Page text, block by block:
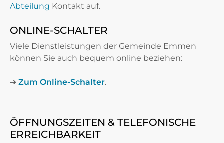
Abteilung Kontakt auf.
ONLINE-SCHALTER
Viele Dienstleistungen der Gemeinde Emmen
können Sie auch bequem online beziehen:
➔ Zum Online-Schalter.
ÖFFNUNGSZEITEN & TELEFONISCHE
ERREICHBARKEIT